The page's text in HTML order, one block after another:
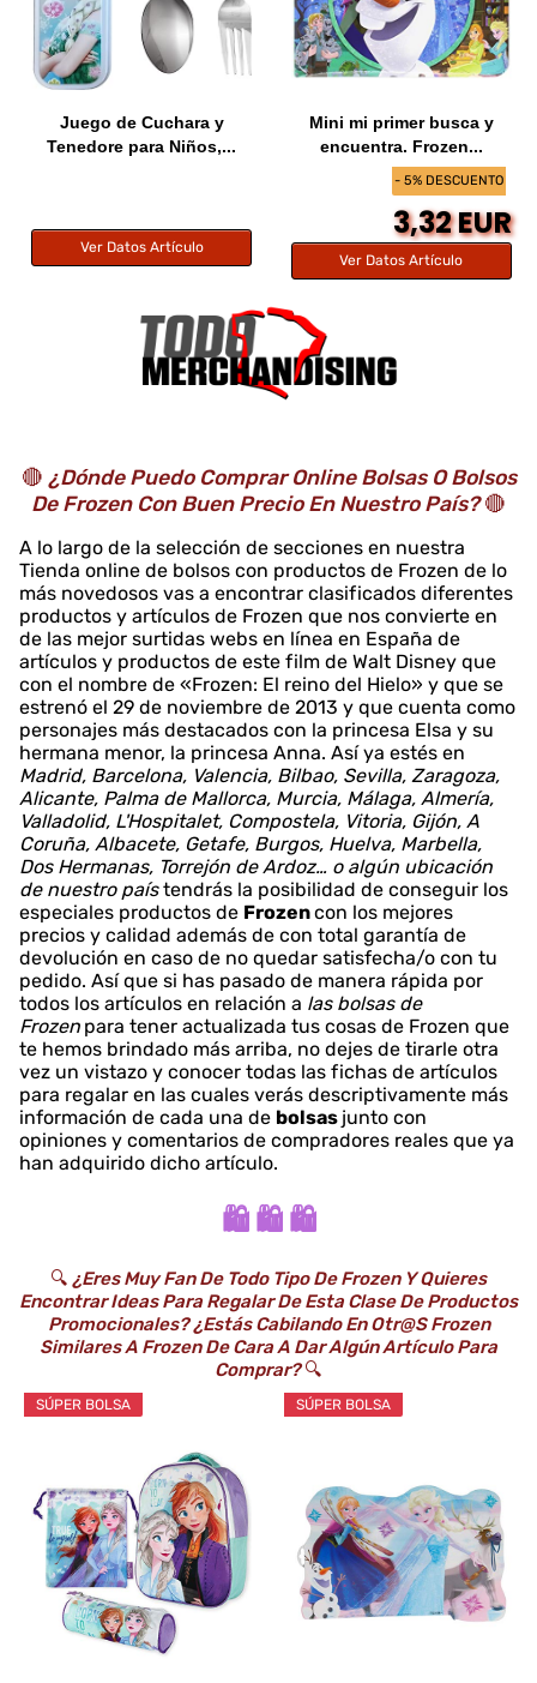
Juego de Cuchara y
Tenedore para Niños,...
Ver Datos Artículo
- 5% DESCUENTO
Mini mi primer busca y
encuentra. Frozen...
3,32 EUR
Ver Datos Artículo
🔴 ¿Dónde Puedo Comprar Online Bolsas O Bolsos
De Frozen Con Buen Precio En Nuestro País?🔴
A lo largo de la selección de secciones en nuestra
Tienda online de bolsos con productos de Frozen de lo
más novedosos vas a encontrar clasificados diferentes
productos y artículos de Frozen que nos convierte en
de las mejor surtidas webs en línea en España de
artículos y productos de este film de Walt Disney que
con el nombre de «Frozen: El reino del Hielo» y que se
estrenó el 29 de noviembre de 2013 y que cuenta como
personajes más destacados con la princesa Elsa y su
hermana menor, la princesa Anna. Así ya estés en
Madrid, Barcelona, Valencia, Bilbao, Sevilla, Zaragoza,
Alicante, Palma de Mallorca, Murcia, Málaga, Almería,
Valladolid, L'Hospitalet, Compostela, Vitoria, Gijón, A
Coruña, Albacete, Getafe, Burgos, Huelva, Marbella,
Dos Hermanas, Torrejón de Ardoz… o algún ubicación
de nuestro paístendrás la posibilidad de conseguir los
especiales productos de Frozencon los mejores
precios y calidad además de con total garantía de
devolución en caso de no quedar satisfecha/o con tu
pedido. Así que si has pasado de manera rápida por
todos los artículos en relación a las bolsas de
Frozen para tener actualizada tus cosas de Frozen que
te hemos brindado más arriba, no dejes de tirarle otra
vez un vistazo y conocer todas las fichas de artículos
para regalar en las cuales verás descriptivamente más
información de cada una de bolsas junto con
opiniones y comentarios de compradores reales que ya
han adquirido dicho artículo.
🛍️ 🛍️ 🛍️
🔍 ¿Eres Muy Fan De Todo Tipo De Frozen Y Quieres
Encontrar Ideas Para Regalar De Esta Clase De Productos
Promocionales? ¿Estás Cabilando En Otr@s Frozen
Similares A Frozen De Cara A Dar Algún Artículo Para
Comprar?🔍
SÚPER BOLSA SÚPER BOLSA